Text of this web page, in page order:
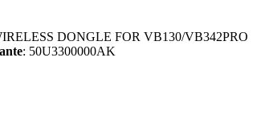
DONGLE FOR VB130/VB342PRO
: 50U3300000AK